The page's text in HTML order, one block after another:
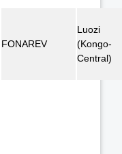
FONAREV
Luozi
(Kongo-
Central)